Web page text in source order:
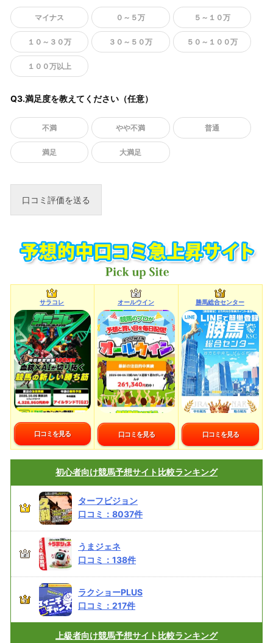
マイナス ０～５万 ５～１０万
１０～３０万 ３０～５０万 ５０～１００万
１００万以上
Q3.満足度を教えてください（任意）
不満 やや不満 普通
満足 大満足
サラコレ
口コミを見る
オールウイン
口コミを見る
勝馬総合センター
口コミを見る
初心者向け競馬予想サイト比較ランキング
ターフビジョン
口コミ： 8037件
うまジェネ
口コミ： 138件
ラクショーPLUS
口コミ： 217件
上級者向け競馬予想サイト比較ランキング